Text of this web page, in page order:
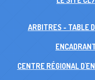
ARBITRES - TABLE
CENTRE RÉGIONAL